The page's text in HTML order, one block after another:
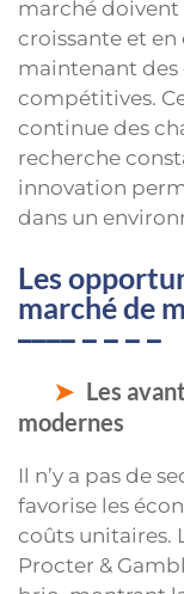
marché
croissante et
maintenant des
compétitives.
continue des
recherche
innovation
dans un
Les
marché de
Les
modernes
Il n’y a pas de
favorise les
coûts unitaires.
Procter &